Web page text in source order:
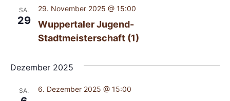
SA.
29
Wuppertaler Jugend-
Stadtmeisterschaft (1)
29. November 2025 @ 15:00
Dezember 2025
SA. 6. Dezember 2025 @ 15:00